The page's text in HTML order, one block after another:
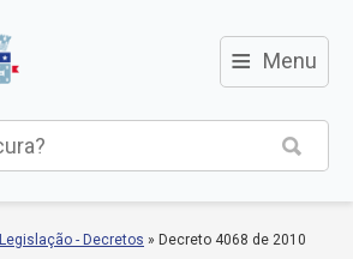
≡ Menu
Legislação - Decretos » Decreto 4068 de 2010